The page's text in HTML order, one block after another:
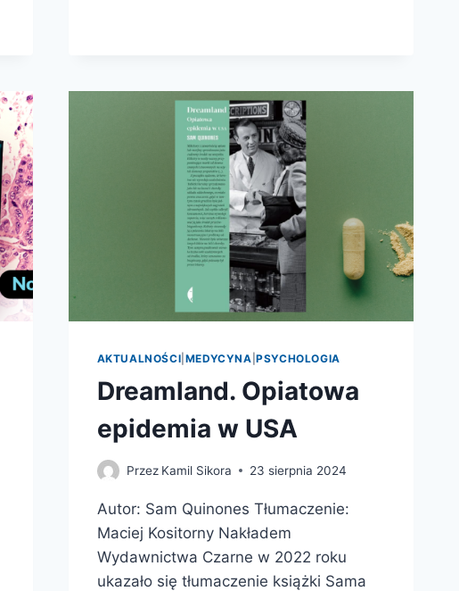
AKTUALNOŚCI MEDYCYNA |PSYCHOLOGIA
Dreamland. Opiatowa
epidemia w USA
Przez Kamil Sikora 23 sierpnia 2024
Autor: Sam Quinones Tłumaczenie:
Maciej Kositorny Nakładem
Wydawnictwa Czarne w 2022 roku
ukazało się tłumaczenie książki Sama